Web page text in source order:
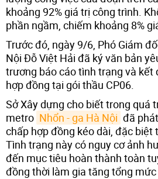
khoảng 92% giá trị công trình.
phần ngầm, chiếm khoảng 8%
Trước đó, ngày 9/6, Phó Giám
Nội Đỗ Việt Hải đã ký văn bản
trương báo cáo tình trạng và kết
hợp đồng tại gói thầu CP06.
Sở Xây dựng cho biết trong quá
metro Nhổn - ga Hà Nội đã
chấp hợp đồng kéo dài, đặc biệt
Tình trạng này có nguy cơ ảnh
đến mục tiêu hoàn thành toàn
đồng thời làm gia tăng tổng mức